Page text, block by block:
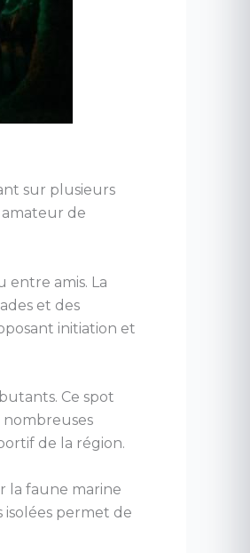
sur plusieurs
de
entre amis. La
et des
initiation et
Ce spot
de la région.
la faune marine
permet de